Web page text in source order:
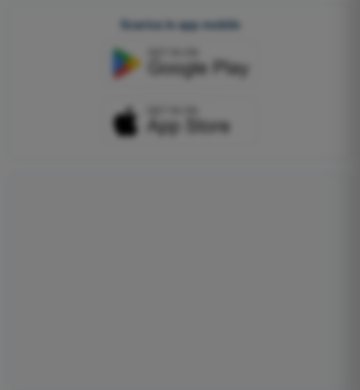
Scarica le app mobile